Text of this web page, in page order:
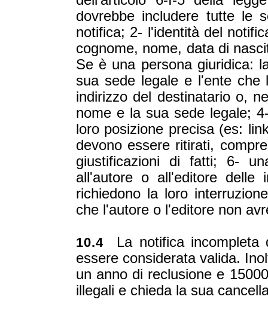
dovrebbe includere tutte le
notifica; 2- l'identità del
cognome, nome, data di
Se è una persona giuridica:
sua sede legale e l'ente che
indirizzo del destinatario o,
nome e la sua sede legale;
loro posizione precisa (es:
devono essere ritirati,
giustificazioni di fatti; 6-
all'autore o all'editore delle
richiedono la loro
che l'autore o l'editore non
10.4 La notifica incompleta
essere considerata valida.
un anno di reclusione e
illegali e chieda la sua